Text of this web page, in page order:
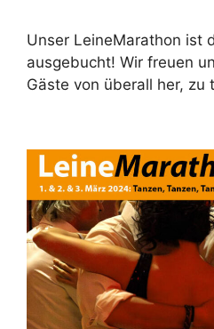
Unser LeineMarathon ist
ausgebucht! Wir freuen
Gäste von überall her, zu